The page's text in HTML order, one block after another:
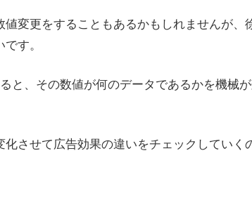
変更をすることもあるかもしれませんが
す。
と、その数値が何のデータであるかを機械
させて広告効果の違いをチェックしていく